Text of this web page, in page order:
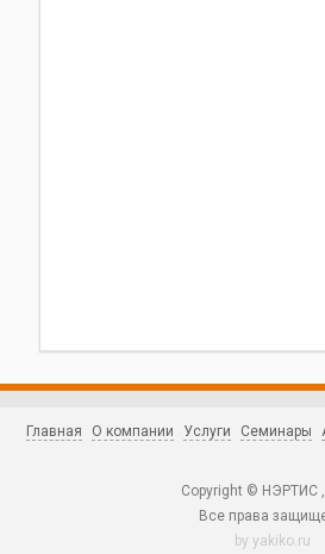
Главная О компании Услуги Семинары
Copyright © НЭРТИС
Все права
by yakiko.ru